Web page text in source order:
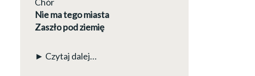
Nie ma tego miasta
Zaszło pod ziemię
► Czytaj dalej…